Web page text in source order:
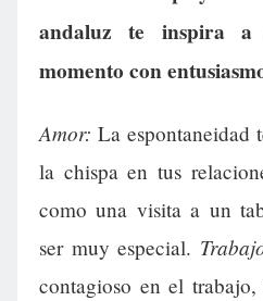
andaluz te inspira
momento con
Amor: La espontaneidad
la chispa en tus
como una visita a un
ser muy especial.
contagioso en el